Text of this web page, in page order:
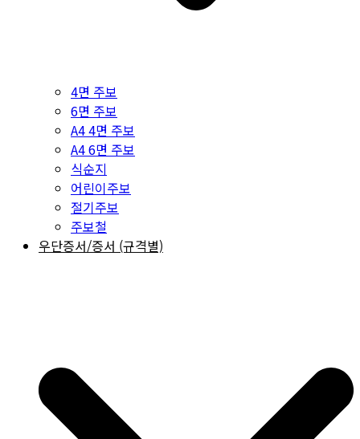
4면 주보
6면 주보
A4 4면 주보
A4 6면 주보
식순지
어린이주보
절기주보
주보철
우단증서/증서 (규격별)